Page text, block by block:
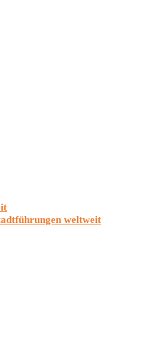
weltweit